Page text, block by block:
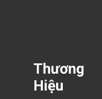
Thương
Hiệu